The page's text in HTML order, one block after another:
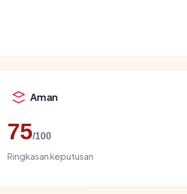
Aman
75/100
Ringkasan keputusan